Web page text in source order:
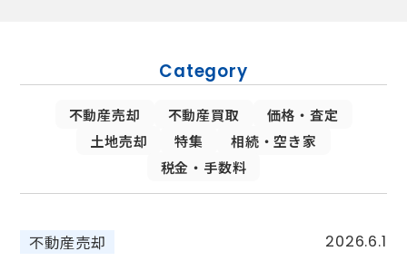
Category
不動産売却 不動産買取
価格・査定
土地売却
特集
相続・空き家
税金・手数料
不動産売却 2026.6.1